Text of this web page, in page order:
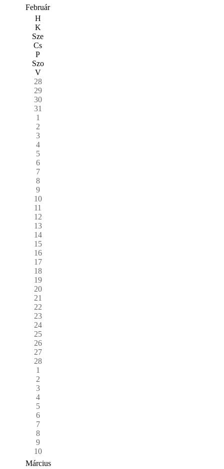
Február
H
K
Sze
Cs
P
Szo
V
28
29
30
31
1
2
3
4
5
6
7
8
9
10
11
12
13
14
15
16
17
18
19
20
21
22
23
24
25
26
27
28
1
2
3
4
5
6
7
8
9
10
Március